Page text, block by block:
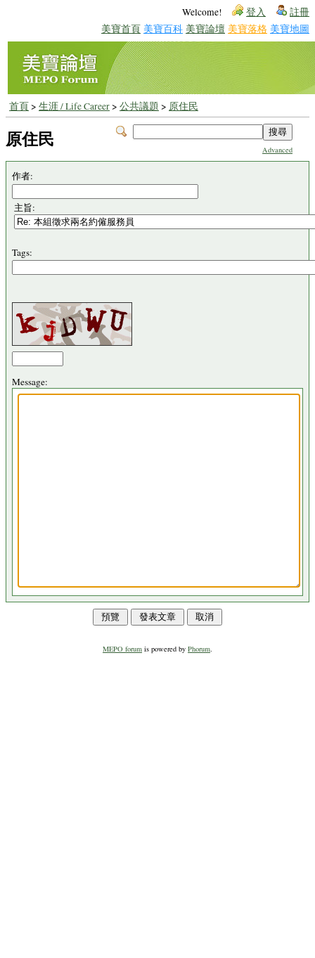
Welcome! 登入 註冊
美寶首頁 美寶百科 美寶論壇 美寶落格 美寶地圖
首頁> 生涯 / Life Career> 公共議題 > 原住民
Advanced
原住民
作者:
主旨:
Tags:
Message:
MEPO forum is powered by Phorum.